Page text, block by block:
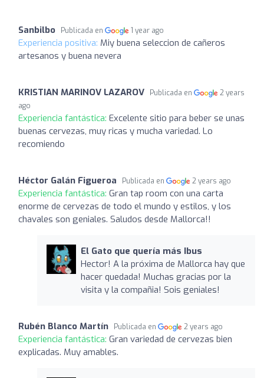
Sanbilbo Publicada en 1 year ago
Experiencia positiva: Miy buena seleccion de cañeros
artesanos y buena nevera
KRISTIAN MARINOV LAZAROV Publicada en
2 years
ago
Experiencia fantástica: Excelente sitio para beber se unas
buenas cervezas, muy ricas y mucha variedad. Lo
recomiendo
Héctor Galán Figueroa Publicada en 2 years ago
Experiencia fantástica: Gran tap room con una carta
enorme de cervezas de todo el mundo y estilos, y los
chavales son geniales. Saludos desde Mallorca!!
El Gato que quería más Ibus
Hector! A la próxima de Mallorca hay que
hacer quedada! Muchas gracias por la
visita y la compañia! Sois geniales!
Rubén Blanco Martín Publicada en 2 years ago
Experiencia fantástica: Gran variedad de cervezas bien
explicadas. Muy amables.